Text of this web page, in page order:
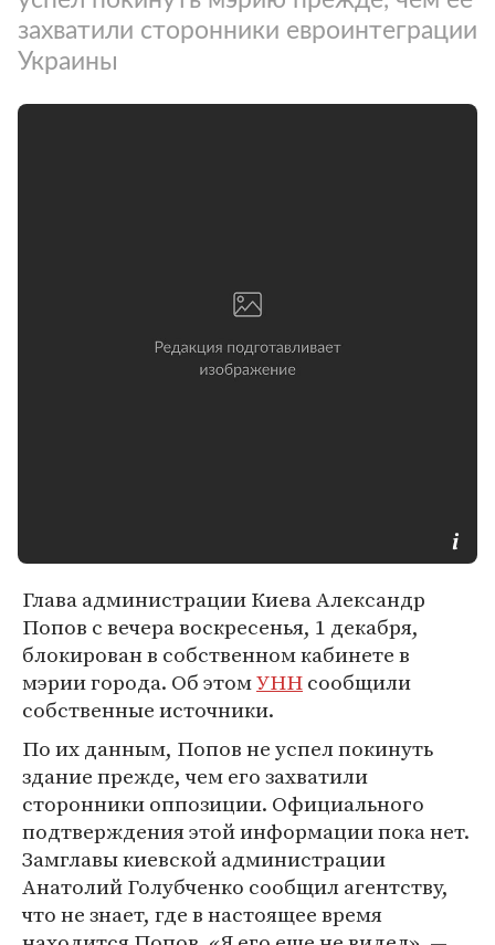
захватили сторонники евроинтеграции
Украины
Глава администрации Киева Александр
Попов с вечера воскресенья, 1 декабря,
блокирован в собственном кабинете в
мэрии города. Об этомУННсообщили
собственные источники.
По их данным, Попов не успел покинуть
здание прежде, чем его захватили
сторонники оппозиции. Официального
подтверждения этой информации пока нет.
Замглавы киевской администрации
Анатолий Голубченко сообщил агентству,
что не знает, где в настоящее время